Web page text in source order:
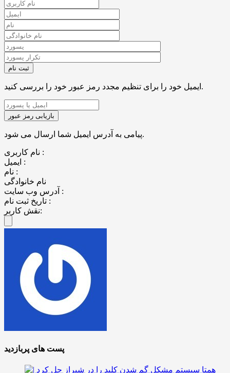
ایمیل خود را برای تنظیم مجدد رمز عبور خود را بررسی کنید.
پیامی به آدرس ایمیل شما ارسال می شود.
نام کاربری :
ایمیل :
نام :
نام خانوادگی
آدرس وب سایت :
تاریخ ثبت نام :
نقش کاربر:
پست های پربازدید